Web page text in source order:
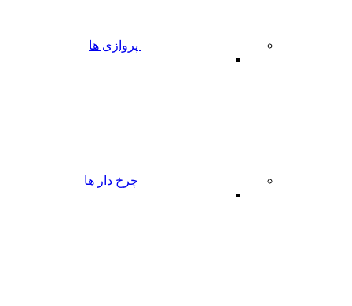
پروازی ها
چرخ دار ها